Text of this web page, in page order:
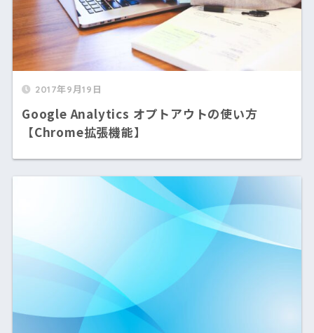
2017年9月19日
Google Analytics オプトアウトの使い方
【Chrome拡張機能】